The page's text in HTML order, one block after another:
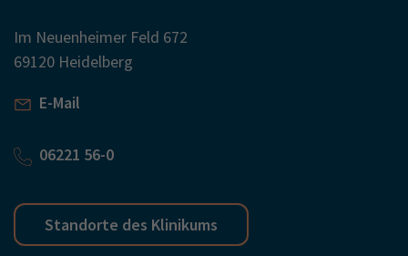
Im Neuenheimer Feld 672
69120 Heidelberg
E-Mail
06221 56-0
Standorte des Klinikums